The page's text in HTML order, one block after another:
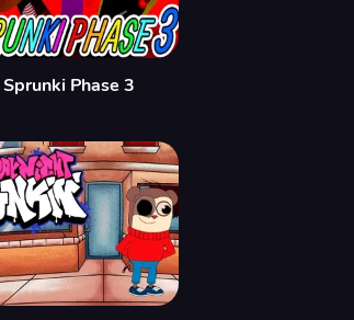
Sprunki Phase 3